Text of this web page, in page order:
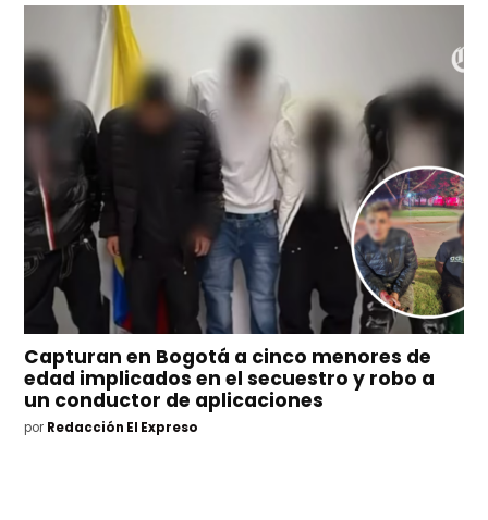
Capturan en Bogotá a cinco menores de
edad implicados en el secuestro y robo a
un conductor de aplicaciones
por Redacción El Expreso